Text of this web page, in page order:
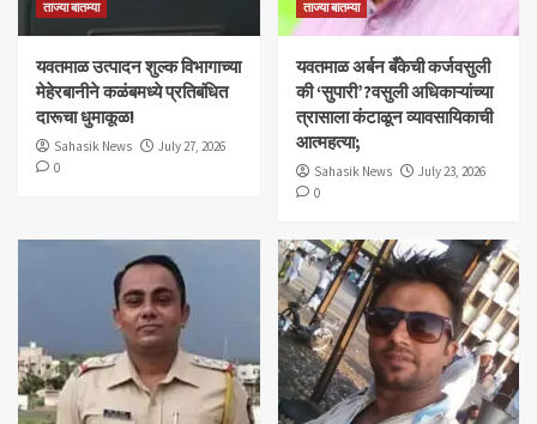
ताज्या बातम्या
यवतमाळ उत्पादन शुल्क विभागाच्या
मेहेरबानीने कळंबमध्ये प्रतिबंधित
दारूचा धुमाकूळ!
Sahasik News
July 27, 2026
0
ताज्या बातम्या
​यवतमाळ अर्बन बँकेची कर्जवसुली
की ‘सुपारी’?वसुली अधिकाऱ्यांच्या
त्रासाला कंटाळून व्यावसायिकाची
आत्महत्या;
Sahasik News
July 23, 2026
0